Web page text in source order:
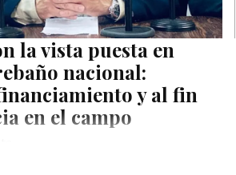
la vista puesta en
nacional:
y al fin
en el campo